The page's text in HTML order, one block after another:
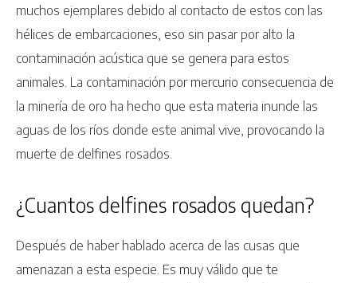
muchos ejemplares debido al contacto de estos con las
hélices de embarcaciones, eso sin pasar por alto la
contaminación acústica que se genera para estos
animales. La contaminación por mercurio consecuencia de
la minería de oro ha hecho que esta materia inunde las
aguas de los ríos donde este animal vive, provocando la
muerte de delfines rosados.
¿Cuantos delfines rosados quedan?
Después de haber hablado acerca de las cusas que
amenazan a esta especie. Es muy válido que te